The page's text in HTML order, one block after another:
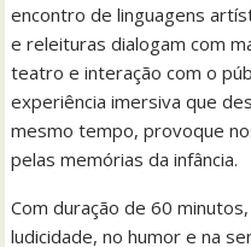
encontro de linguagens
e releituras dialogam com
teatro e interação com o
experiência imersiva que
mesmo tempo, provoque
pelas memórias da infância.
Com duração de 60
ludicidade, no humor e na